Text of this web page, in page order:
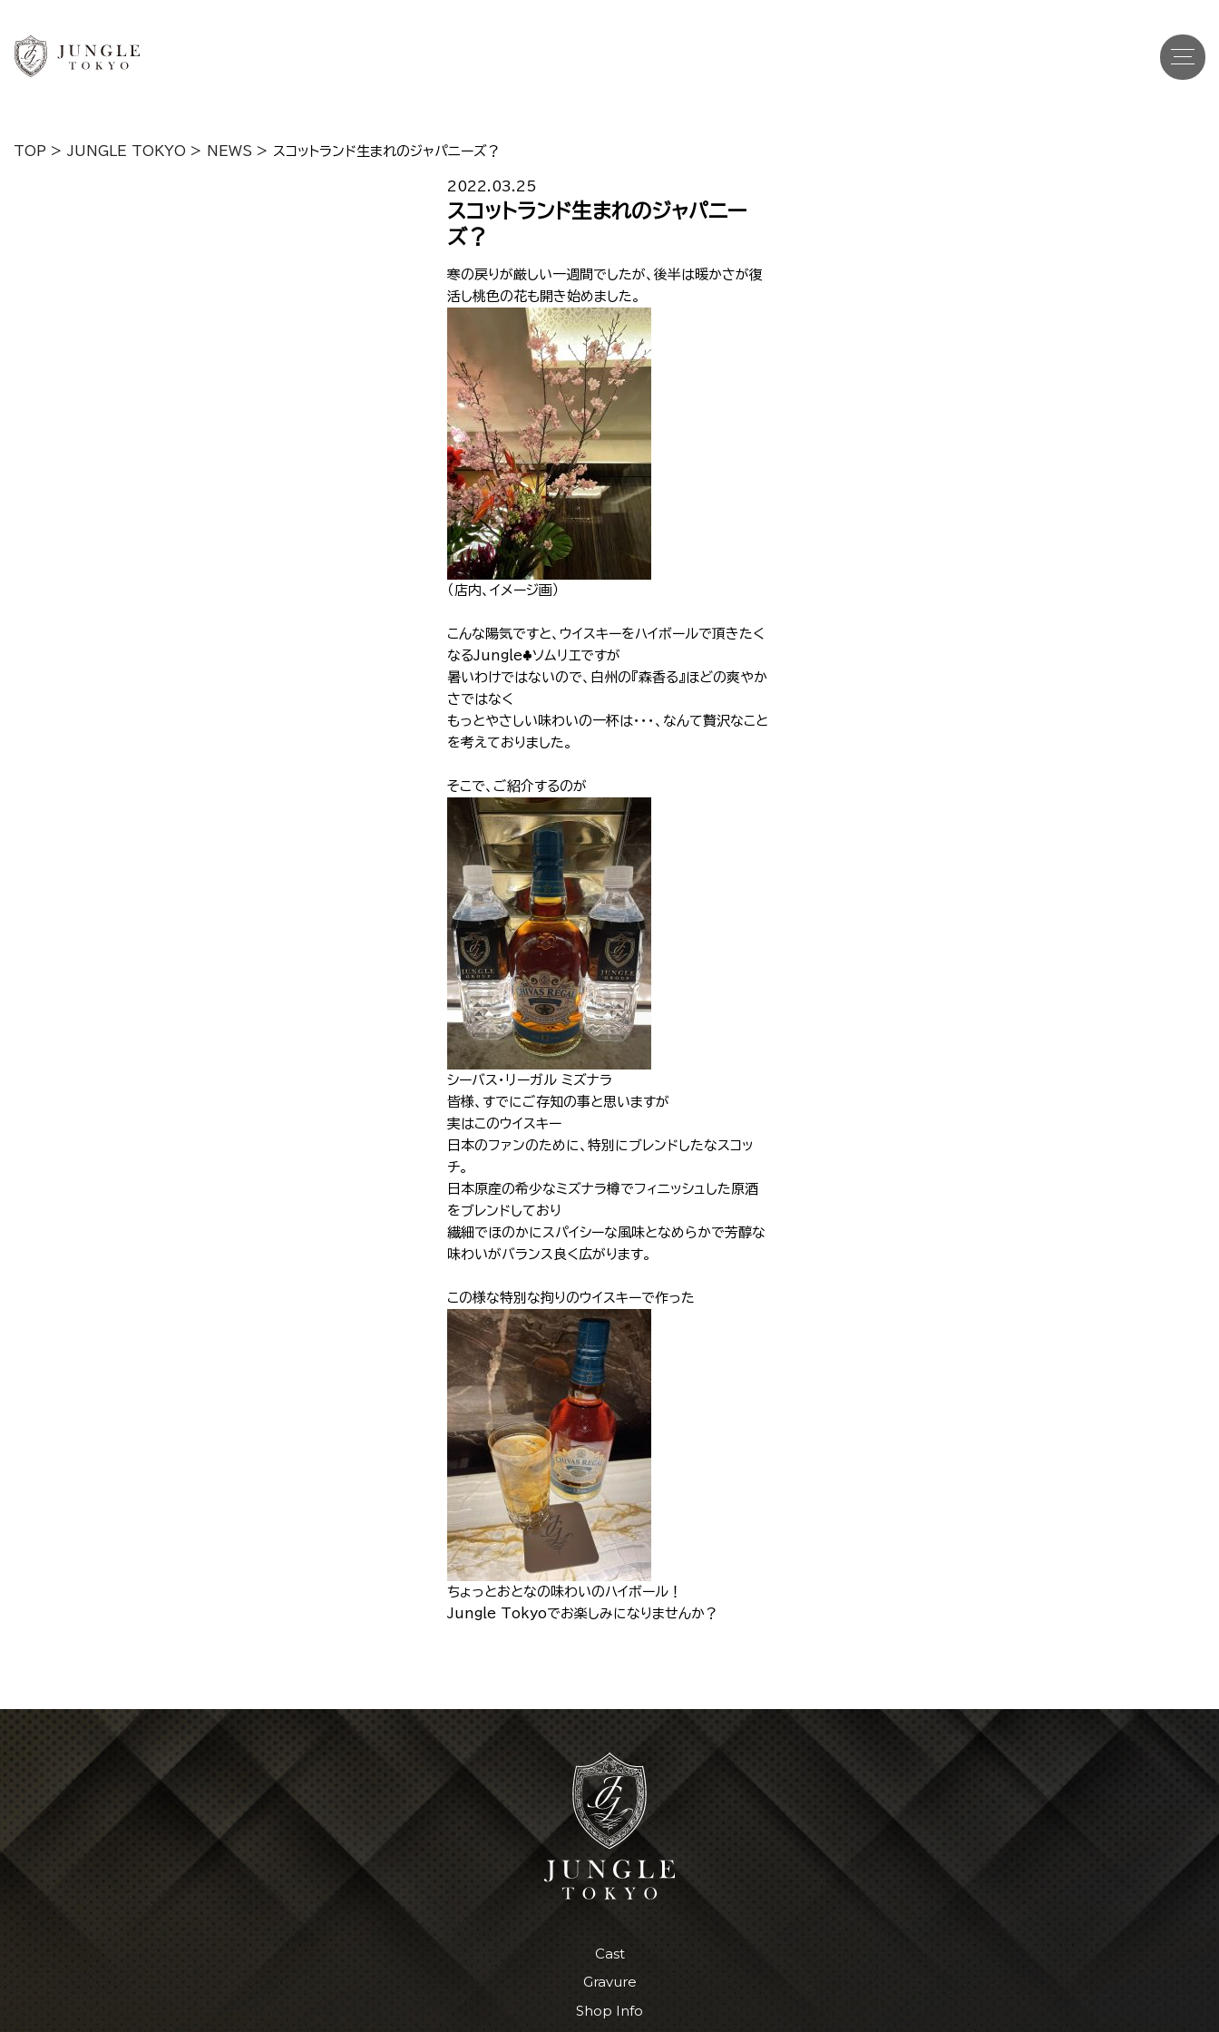
Gravure グラビア
Recruit Cast キャスト求人
Recruit Staff スタッフ求人
Shop Info
J-Tokyo Entertainment プロダクション事業
TOP > JUNGLE TOKYO > NEWS > スコットランド生まれのジャパニーズ？
2022.03.25
スコットランド生まれのジャパニー
ズ？
寒の戻りが厳しい一週間でしたが、後半は暖かさが復
活し桃色の花も開き始めました。
（店内、イメージ画）
こんな陽気ですと、ウイスキーをハイボールで頂きたく
なるJungle♣️ソムリエですが
暑いわけではないので、白州の『森香る』ほどの爽やか
さではなく
もっとやさしい味わいの一杯は・・・、なんて贅沢なこと
を考えておりました。
そこで、ご紹介するのが
シーバス・リーガル ミズナラ
皆様、すでにご存知の事と思いますが
実はこのウイスキー
日本のファンのために、特別にブレンドしたなスコッ
チ。
日本原産の希少なミズナラ樽でフィニッシュした原酒
をブレンドしており
繊細でほのかにスパイシーな風味となめらかで芳醇な
味わいがバランス良く広がります。
この様な特別な拘りのウイスキーで作った
ちょっとおとなの味わいのハイボール！
Jungle Tokyoでお楽しみになりませんか？
Cast
Gravure
Shop Info